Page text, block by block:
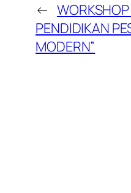
←
PENDIDIKAN
MODERN”